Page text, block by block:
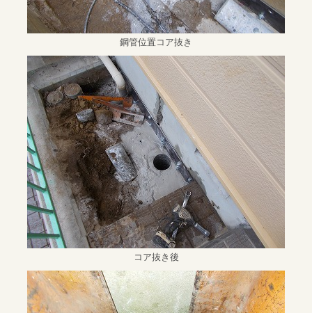
鋼管位置コア抜き
コア抜き後